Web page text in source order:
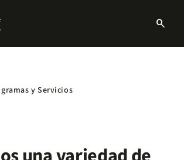
Navbar
search
y Servicios